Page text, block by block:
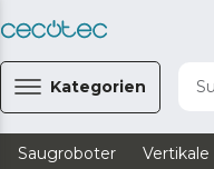
Kategorien
Saugroboter